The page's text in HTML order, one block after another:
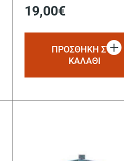
19,00€
ΠΡΟΣΘΗΚΗ ΣΤΟ
ΚΑΛΑΘΙ